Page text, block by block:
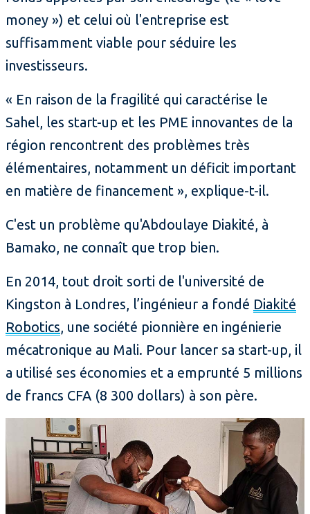
money ») et celui où l'entreprise est
suffisamment viable pour séduire les
investisseurs.
« En raison de la fragilité qui caractérise le
Sahel, les start-up et les PME innovantes de la
région rencontrent des problèmes très
élémentaires, notamment un déficit important
en matière de financement », explique-t-il.
C'est un problème qu'Abdoulaye Diakité, à
Bamako, ne connaît que trop bien.
En 2014, tout droit sorti de l'université de
Kingston à Londres, l’ingénieur a fondé Diakité
Robotics, une société pionnière en ingénierie
mécatronique au Mali. Pour lancer sa start-up, il
a utilisé ses économies et a emprunté 5 millions
de francs CFA (8 300 dollars) à son père.